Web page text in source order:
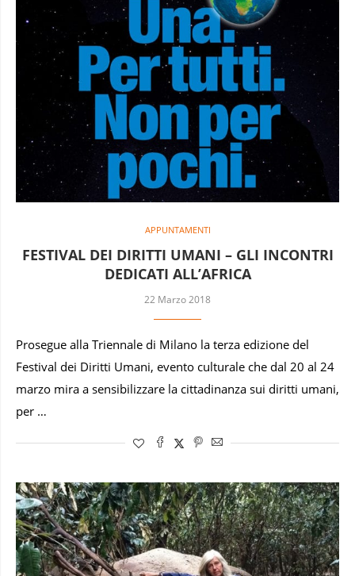
APPUNTAMENTI
FESTIVAL DEI DIRITTI UMANI – GLI INCONTRI
DEDICATI ALL’AFRICA
22 Marzo 2018
Prosegue alla Triennale di Milano la terza edizione del
Festival dei Diritti Umani, evento culturale che dal 20 al 24
marzo mira a sensibilizzare la cittadinanza sui diritti umani,
per …